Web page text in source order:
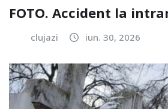
FOTO. Accident la
clujazi iun. 30, 2026